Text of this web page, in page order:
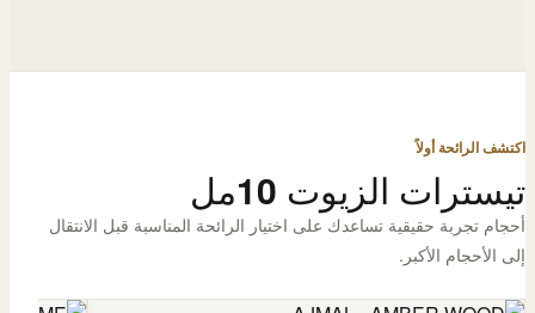
اكتشف الرائحة أولاً
تيسترات الزيوت 10مل
أحجام تجربة حقيقية تساعدك على اختيار الرائحة المناسبة قبل الانتقال
إلى الأحجام الأكبر.